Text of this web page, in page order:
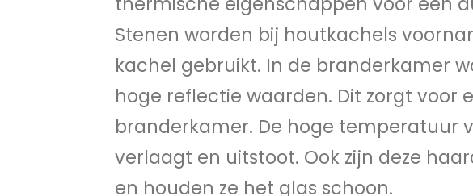
Stenen worden bij houtkachels
kachel gebruikt. In de branderkamer
hoge reflectie waarden. Dit zorgt voor
branderkamer. De hoge temperatuur
verlaagt en uitstoot. Ook zijn deze
en houden ze het glas schoon.